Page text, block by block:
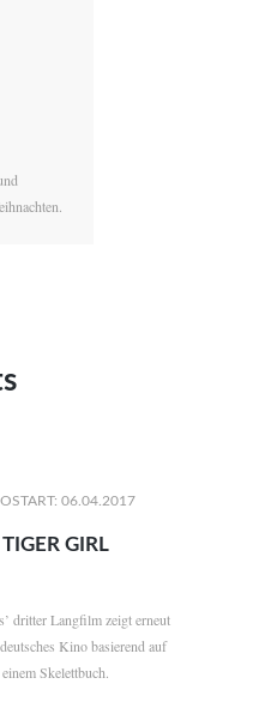
06.04.2017
TIGER GIRL
dritter Langfilm zeigt erneut
Kino basierend auf
einem Skelettbuch.